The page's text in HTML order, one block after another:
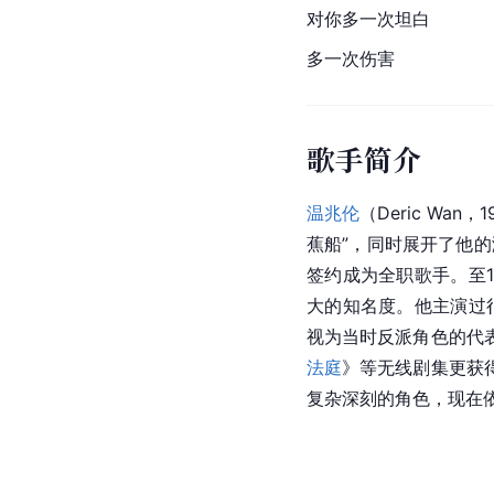
对你多一次坦白
多一次伤害
歌手简介
温兆伦 （Deric Wan，
蕉船”，同时展开了他
签约成为全职歌手。
大的知名度。他主演
视为当时反派角色的代
法庭》等无线剧集更获
复杂深刻的角色，现在